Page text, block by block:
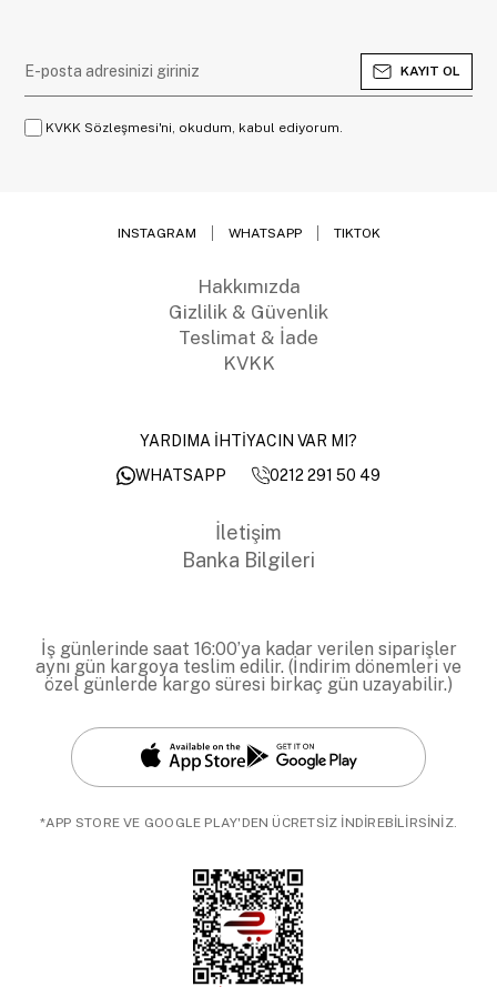
KAYIT OL
KVKK Sözleşmesi'ni, okudum, kabul ediyorum.
INSTAGRAM WHATSAPP TIKTOK
Hakkımızda
Gizlilik & Güvenlik
Teslimat & İade
KVKK
YARDIMA İHTİYACIN VAR MI?
WHATSAPP
0212 291 50 49
İletişim
Banka Bilgileri
İş günlerinde saat 16:00’ya kadar verilen siparişler
aynı gün kargoya teslim edilir. (İndirim dönemleri ve
özel günlerde kargo süresi birkaç gün uzayabilir.)
*APP STORE VE GOOGLE PLAY'DEN ÜCRETSİZ İNDİREBİLİRSİNİZ.